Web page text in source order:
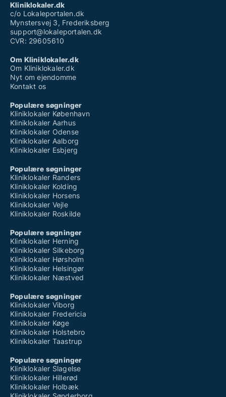
Kliniklokaler.dk
c/o Lokaleportalen.dk
Mynstersvej 3, Frederiksberg
support@lokaleportalen.dk
CVR: 29605610
Om Kliniklokaler.dk
Om Kliniklokaler.dk
Nyt om ejendomme
Kontakt os
Populære søgninger
Kliniklokaler København
Kliniklokaler Aarhus
Kliniklokaler Odense
Kliniklokaler Aalborg
Kliniklokaler Esbjerg
Populære søgninger
Kliniklokaler Randers
Kliniklokaler Kolding
Kliniklokaler Horsens
Kliniklokaler Vejle
Kliniklokaler Roskilde
Populære søgninger
Kliniklokaler Herning
Kliniklokaler Silkeborg
Kliniklokaler Hørsholm
Kliniklokaler Helsingør
Kliniklokaler Næstved
Populære søgninger
Kliniklokaler Viborg
Kliniklokaler Fredericia
Kliniklokaler Køge
Kliniklokaler Holstebro
Kliniklokaler Taastrup
Populære søgninger
Kliniklokaler Slagelse
Kliniklokaler Hillerød
Kliniklokaler Holbæk